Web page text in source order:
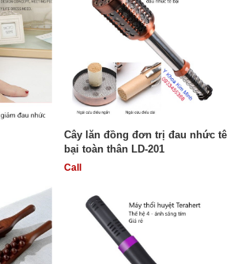
Cây lăn đồng đơn trị đau nhức tê
bại toàn thân LD-201
Call